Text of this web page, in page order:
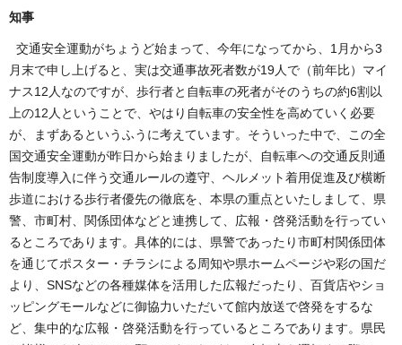
知事
交通安全運動がちょうど始まって、今年になってから、1月から3
月末で申し上げると、実は交通事故死者数が19人で（前年比）マイ
ナス12人なのですが、歩行者と自転車の死者がそのうちの約6割以
上の12人ということで、やはり自転車の安全性を高めていく必要
が、まずあるというふうに考えています。そういった中で、この全
国交通安全運動が昨日から始まりましたが、自転車への交通反則通
告制度導入に伴う交通ルールの遵守、ヘルメット着用促進及び横断
歩道における歩行者優先の徹底を、本県の重点といたしまして、県
警、市町村、関係団体などと連携して、広報・啓発活動を行ってい
るところであります。具体的には、県警であったり市町村関係団体
を通じてポスター・チラシによる周知や県ホームページや彩の国だ
より、SNSなどの各種媒体を活用した広報だったり、百貨店やショ
ッピングモールなどに御協力いただいて館内放送で啓発をするな
ど、集中的な広報・啓発活動を行っているところであります。県民